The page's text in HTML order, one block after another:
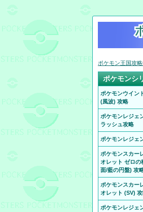
ポケモン王国攻
ポケモンシ
ポケモンウイン
(風波) 攻略
ポケモンレジェ
ラッシュ攻略
ポケモンレジェ
ポケモンスカー
オレット ゼロの
面/藍の円盤) 攻
ポケモンスカー
オレット (SV)
ポケモンレジェ